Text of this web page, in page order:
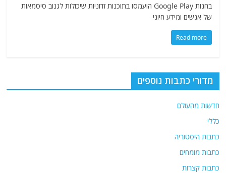
בחנות Google Play הועמסו בתוכנות זדוניות שיכולות לגנוב סיסמאות
של אנשים ומידע חיוני
Read more
מדורי כתבות נוספים
חדשות מהעולם
כללי
כתבות היסטוריה
כתבות מומחים
כתבות קצרות